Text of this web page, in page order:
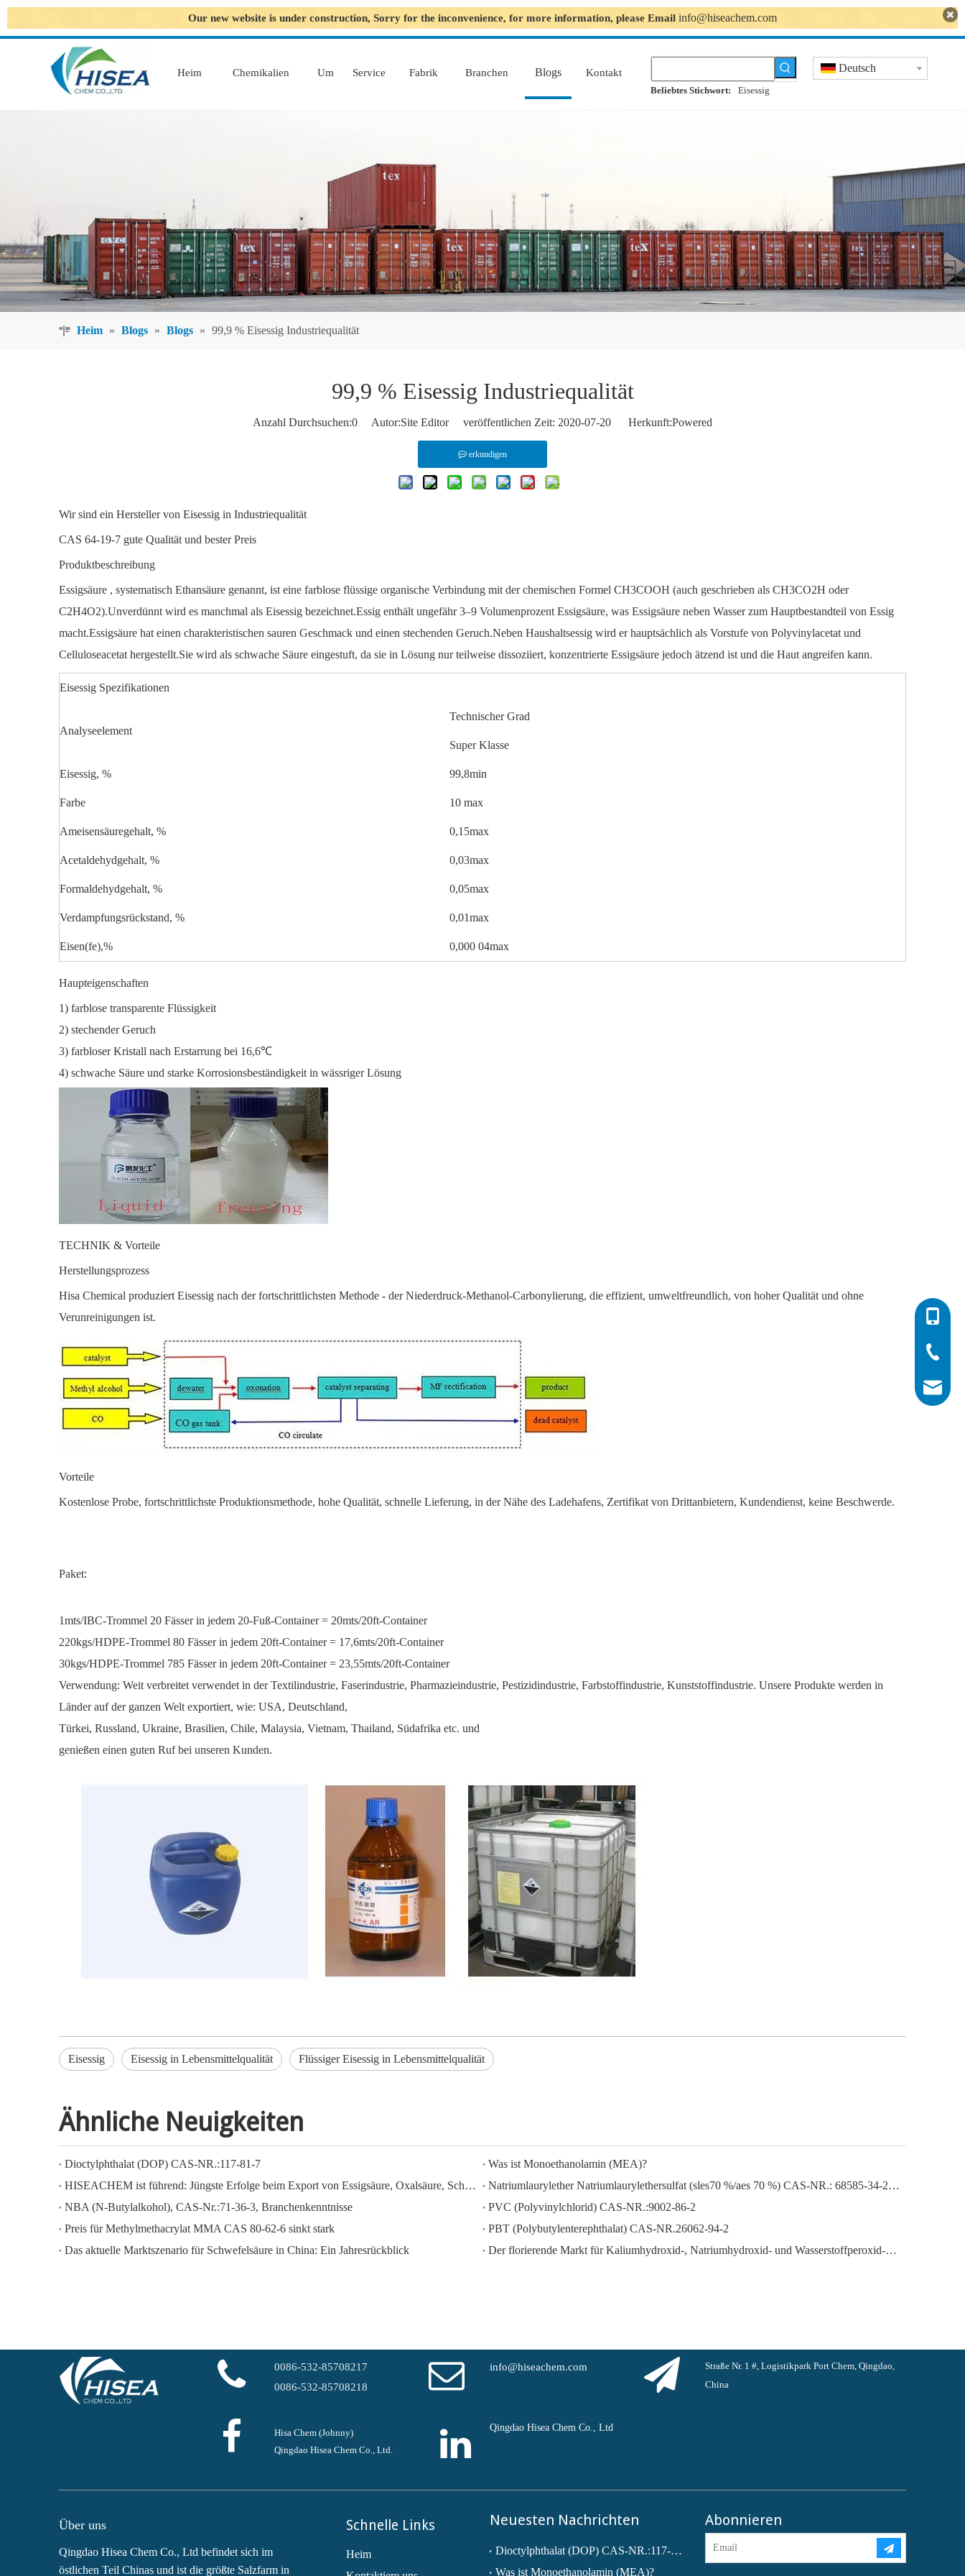
Our new website is under construction, Sorry for the inconvenience, for more information, please Email info@hiseachem.com
Heim Chemikalien Um Service Fabrik Branchen Blogs Kontakt
Beliebtes Stichwort: Eisessig
Deutsch
Heim » Blogs » Blogs » 99,9 % Eisessig Industriequalität
99,9 % Eisessig Industriequalität
Anzahl Durchsuchen:0 Autor:Site Editor veröffentlichen Zeit: 2020-07-20 Herkunft:Powered
erkundigen
Wir sind ein Hersteller von Eisessig in Industriequalität
CAS 64-19-7 gute Qualität und bester Preis
Produktbeschreibung
Essigsäure , systematisch Ethansäure genannt, ist eine farblose flüssige organische Verbindung mit der chemischen Formel CH3COOH (auch geschrieben als CH3CO2H oder
C2H4O2).Unverdünnt wird es manchmal als Eisessig bezeichnet.Essig enthält ungefähr 3–9 Volumenprozent Essigsäure, was Essigsäure neben Wasser zum Hauptbestandteil von Essig
macht.Essigsäure hat einen charakteristischen sauren Geschmack und einen stechenden Geruch.Neben Haushaltsessig wird er hauptsächlich als Vorstufe von Polyvinylacetat und
Celluloseacetat hergestellt.Sie wird als schwache Säure eingestuft, da sie in Lösung nur teilweise dissoziiert, konzentrierte Essigsäure jedoch ätzend ist und die Haut angreifen kann.
Eisessig Spezifikationen
Analyseelement
Technischer Grad
Super Klasse
Eisessig, % 99,8min
Farbe 10 max
Ameisensäuregehalt, % 0,15max
Acetaldehydgehalt, % 0,03max
Formaldehydgehalt, % 0,05max
Verdampfungsrückstand, % 0,01max
Eisen(fe),% 0,000 04max
Haupteigenschaften
1) farblose transparente Flüssigkeit
2) stechender Geruch
3) farbloser Kristall nach Erstarrung bei 16,6℃
4) schwache Säure und starke Korrosionsbeständigkeit in wässriger Lösung
TECHNIK & Vorteile
Herstellungsprozess
Hisa Chemical produziert Eisessig nach der fortschrittlichsten Methode - der Niederdruck-Methanol-Carbonylierung, die effizient, umweltfreundlich, von hoher Qualität und ohne
Verunreinigungen ist.
Vorteile
Kostenlose Probe, fortschrittlichste Produktionsmethode, hohe Qualität, schnelle Lieferung, in der Nähe des Ladehafens, Zertifikat von Drittanbietern, Kundendienst, keine Beschwerde.
Paket:
1mts/IBC-Trommel 20 Fässer in jedem 20-Fuß-Container = 20mts/20ft-Container
220kgs/HDPE-Trommel 80 Fässer in jedem 20ft-Container = 17,6mts/20ft-Container
30kgs/HDPE-Trommel 785 Fässer in jedem 20ft-Container = 23,55mts/20ft-Container
Verwendung: Weit verbreitet verwendet in der Textilindustrie, Faserindustrie, Pharmazieindustrie, Pestizidindustrie, Farbstoffindustrie, Kunststoffindustrie. Unsere Produkte werden in
Länder auf der ganzen Welt exportiert, wie: USA, Deutschland,
Türkei, Russland, Ukraine, Brasilien, Chile, Malaysia, Vietnam, Thailand, Südafrika etc. und
genießen einen guten Ruf bei unseren Kunden.
Eisessig Eisessig in Lebensmittelqualität Flüssiger Eisessig in Lebensmittelqualität
Ähnliche Neuigkeiten
Dioctylphthalat (DOP) CAS-NR.:117-81-7
Was ist Monoethanolamin (MEA)?
HISEACHEM ist führend: Jüngste Erfolge beim Export von Essigsäure, Oxalsäure, Schwefelsäure, Salpetersäure, Natronlauge, Flüssigalkali und Natriummetabisulfit aus China
Natriumlaurylether Natriumlaurylethersulfat (sles70 %/aes 70 %) CAS-NR.: 68585-34-2sles70 %/aes 70 %) CAS-NR.: 68585-34-2
NBA (N-Butylalkohol), CAS-Nr.:71-36-3, Branchenkenntnisse
PVC (Polyvinylchlorid) CAS-NR.:9002-86-2
Preis für Methylmethacrylat MMA CAS 80-62-6 sinkt stark
PBT (Polybutylenterephthalat) CAS-NR.26062-94-2
Das aktuelle Marktszenario für Schwefelsäure in China: Ein Jahresrückblick
Der florierende Markt für Kaliumhydroxid-, Natriumhydroxid- und Wasserstoffperoxid-Exporte aus China: Ein Rückblick auf das vergangene Jahr
0086-
0086-
0086-
0086-532-85708217
0086-532-85708218
info@hiseachem.com
Straße Nr. 1 #, Logistikpark Port Chem, Qingdao,
China
Hisa Chem (Johnny)
Qingdao Hisea Chem Co., Ltd.
Qingdao Hisea Chem Co., Ltd
Über uns
Qingdao Hisea Chem Co., Ltd befindet sich im
östlichen Teil Chinas und ist die größte Salzfarm in
Schnelle Links
Heim
Neuesten Nachrichten
Dioctylphthalat (DOP) CAS-NR.:117-81-7
Was ist Monoethanolamin (MEA)?
Abonnieren